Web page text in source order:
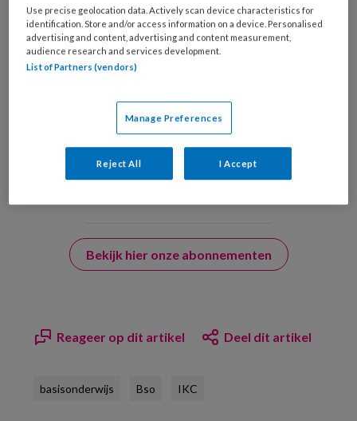
van KinderopvangTotaal en
Springer Media B.V.
?
uw profiel in overeenstemming met onsprivacy statement
Bekijk hier onze abonnementen
Reageer op dit artikel Deel dit artikel
basisonderwijs Bso IKC
Use precise geolocation data. Actively scan device characteristics for
identification. Store and/or access information on a device. Personalised
advertising and content, advertising and content measurement,
audience research and services development.
List of Partners (vendors)
Manage Preferences
Reject All I Accept